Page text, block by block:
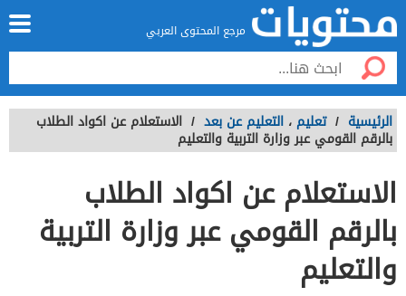
مرجع المحتوى العربي
الرئيسية / تعليم ، التعليم عن بعد / الاستعلام عن اكواد الطلاب
بالرقم القومي عبر وزارة التربية والتعليم
الاستعلام عن اكواد الطلاب
بالرقم القومي عبر وزارة التربية
والتعليم